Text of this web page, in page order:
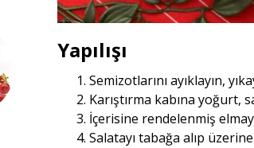
Yapılışı
Semizotlarını ayıklayın,
Karıştırma kabına yoğurt,
İçerisine rendelenmiş
Salatayı tabağa alıp